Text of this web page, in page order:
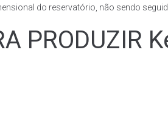
do reservatório, não sendo
PRODUZIR